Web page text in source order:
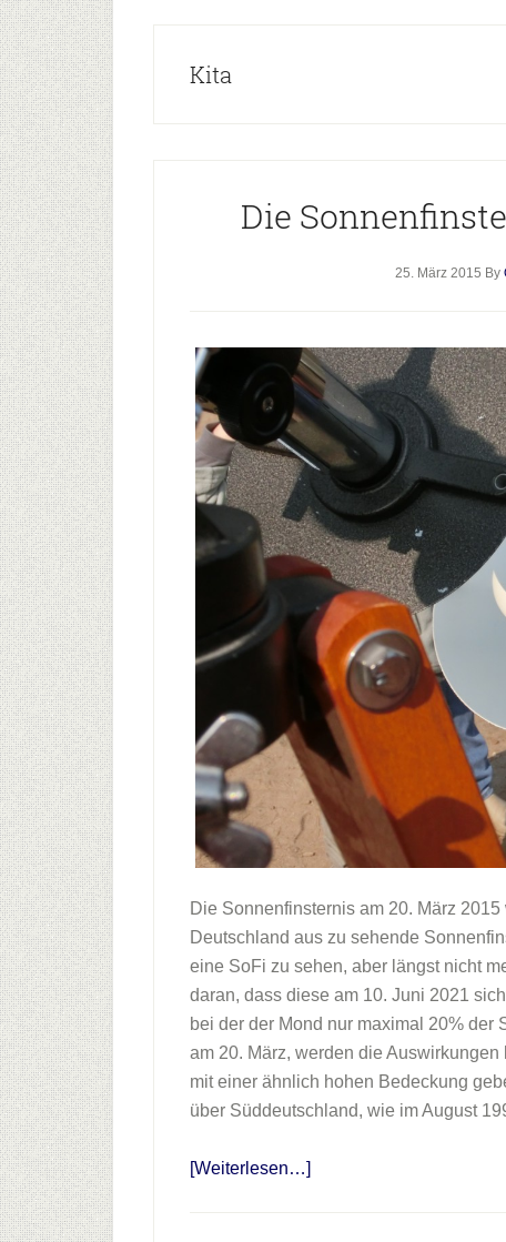
Kita
Die
25. März 2015 By
Die Sonnenfinsternis am 20. März
Deutschland aus zu sehende
eine SoFi zu sehen, aber längst nicht
daran, dass diese am 10. Juni 2021
bei der der Mond nur maximal 20% der
am 20. März, werden die
mit einer ähnlich hohen Bedeckung
über Süddeutschland, wie im August
[Weiterlesen…]Infos